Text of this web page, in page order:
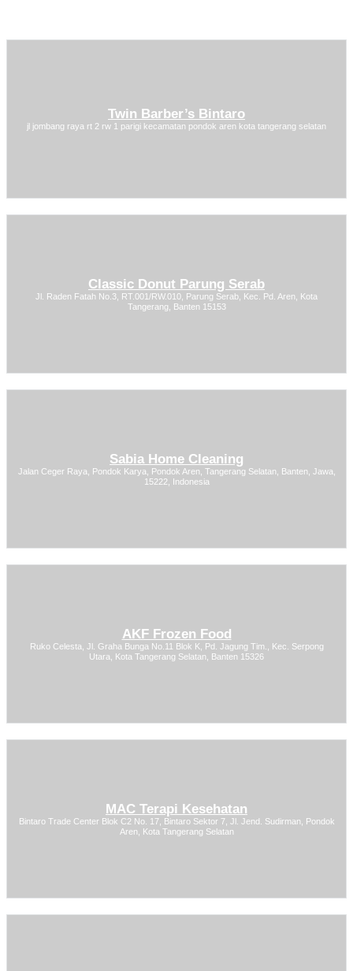
Twin Barber’s Bintaro
jl jombang raya rt 2 rw 1 parigi kecamatan pondok aren kota tangerang selatan
Classic Donut Parung Serab
Jl. Raden Fatah No.3, RT.001/RW.010, Parung Serab, Kec. Pd. Aren, Kota
Tangerang, Banten 15153
Sabia Home Cleaning
Jalan Ceger Raya, Pondok Karya, Pondok Aren, Tangerang Selatan, Banten, Jawa,
15222, Indonesia
AKF Frozen Food
Ruko Celesta, Jl. Graha Bunga No.11 Blok K, Pd. Jagung Tim., Kec. Serpong
Utara, Kota Tangerang Selatan, Banten 15326
MAC Terapi Kesehatan
Bintaro Trade Center Blok C2 No. 17, Bintaro Sektor 7, Jl. Jend. Sudirman, Pondok
Aren, Kota Tangerang Selatan